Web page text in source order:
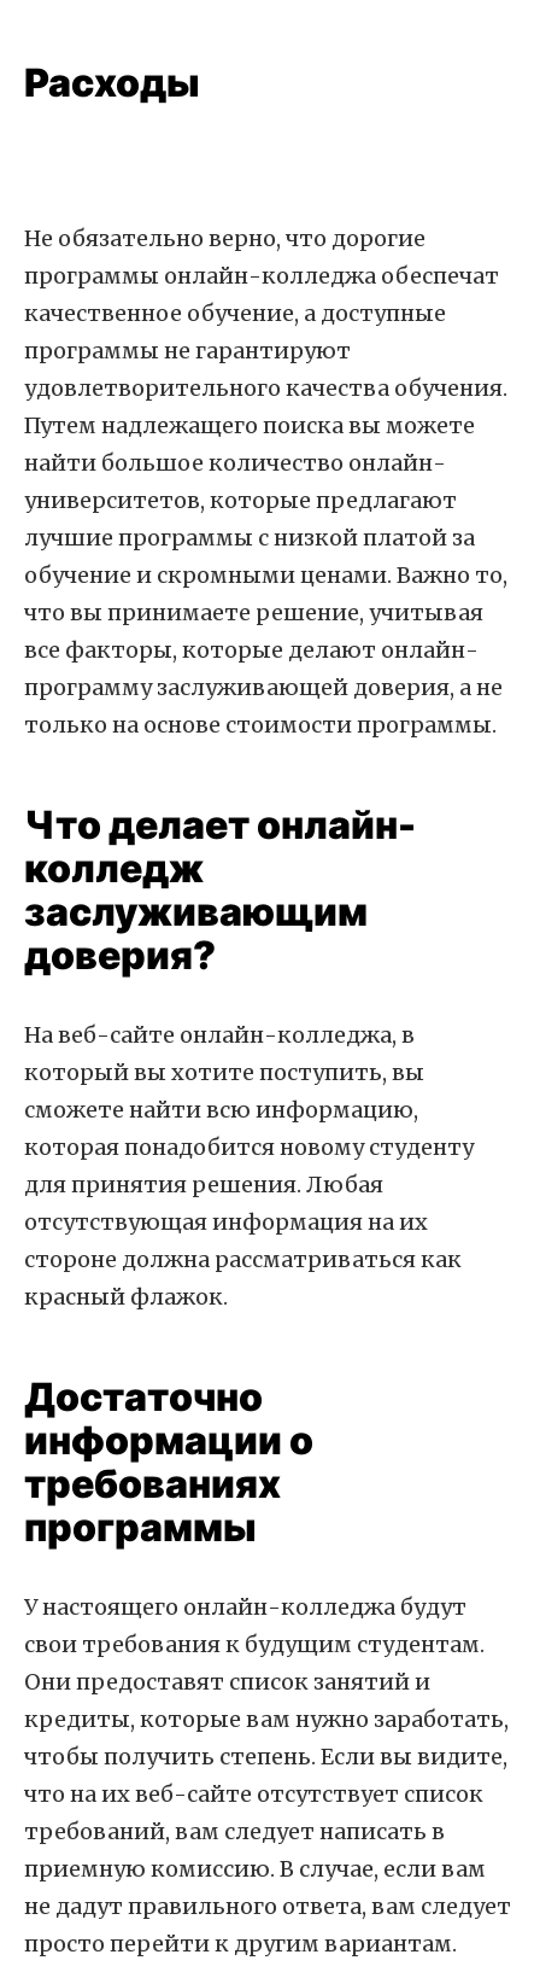
Расходы
Не обязательно верно, что дорогие
программы онлайн-колледжа обеспечат
качественное обучение, а доступные
программы не гарантируют
удовлетворительного качества обучения.
Путем надлежащего поиска вы можете
найти большое количество онлайн-
университетов, которые предлагают
лучшие программы с низкой платой за
обучение и скромными ценами. Важно то,
что вы принимаете решение, учитывая
все факторы, которые делают онлайн-
программу заслуживающей доверия, а не
только на основе стоимости программы.
Что делает онлайн-
колледж
заслуживающим
доверия?
На веб-сайте онлайн-колледжа, в
который вы хотите поступить, вы
сможете найти всю информацию,
которая понадобится новому студенту
для принятия решения. Любая
отсутствующая информация на их
стороне должна рассматриваться как
красный флажок.
Достаточно
информации о
требованиях
программы
У настоящего онлайн-колледжа будут
свои требования к будущим студентам.
Они предоставят список занятий и
кредиты, которые вам нужно заработать,
чтобы получить степень. Если вы видите,
что на их веб-сайте отсутствует список
требований, вам следует написать в
приемную комиссию. В случае, если вам
не дадут правильного ответа, вам следует
просто перейти к другим вариантам.